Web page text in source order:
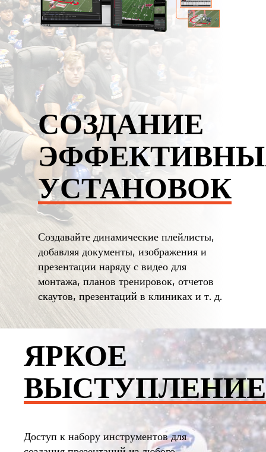
СОЗДАНИЕ
УСТАНОВОК
Создавайте динамические плейлисты,
добавляя документы, изображения и
презентации наряду с видео для
монтажа, планов тренировок, отчетов
скаутов, презентаций в клиниках и т. д.
ЯРКОЕ
ВЫСТУПЛЕНИЕ
Доступ к набору инструментов для